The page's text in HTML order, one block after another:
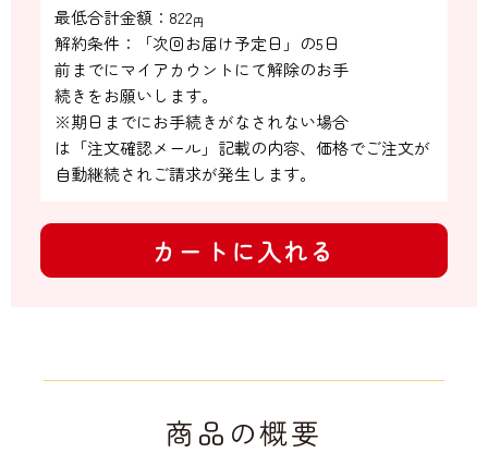
最低合計金額： 822円
解約条件：「次回お届け予定日」の5日
前までにマイアカウントにて解除のお手
続きをお願いします。
※期日までにお手続きがなされない場合
は「注文確認メール」記載の内容、価格でご注文が
自動継続されご請求が発生します。
カートに入れる
商品の概要